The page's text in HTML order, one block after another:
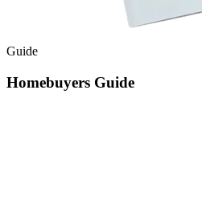
Guide​​​​‌ ‍ ​‍​‍‌‍ ‌ ​‍‌‍‍‌‌‍‌ ‌‍‍‌‌‍ ‍​‍​‍​ ‍‍​‍​‍‌ ​ ‌‍​‌‌‍ ‍‌‍‍‌‌ ‌​‌ ‍‌​‍ ‍‌‍‍‌‌‍ ​‍​‍​‍ ​​‍​‍‌‍‍​‌ ​‍‌‍‌‌‌‍‌‍​‍​‍​ ‍‍​‍​‍‌‍‍​‌ ‌​‌ ‌​‌ ​​‌ ​ ​ ‍‍​‍ ​‍ ‌‍​‍‌‍‌‍‌ ​​​‍ ‌‌ ​​‌ ​‍‌‍ ‌ ​​‌‍‌‌‌ ​‍‌ ‌​‌ ‍‌​‍ ‌‌‍‌ ‌ ​‍‌‍ ‌ ‌‌‌ ​​​‍ ‍‌ ‌‍‌‍‌‌‌ ​‍‌‍​ ‌‍‌‌‌‍ ​​‍ ‍‌‍​‌‌ ​​‌ ​​​‍ ‌ ​ ‌ ‌​‌ ‌‌‌‍‌​‌‍‍‌‌‍ ​‍ ‌‍‍‌‌‍ ‍‌ ‌​‌‍‌‌‌‍ ‍‌ ‌​​‍ ‌‍‌‌‌‍‌​‌‍‍‌‌ ‌​​‍ ‌‍ ‌‌‍ ‌‍‌​‌‍‌‌​ ‌‌ ​​‌ ​‍‌‍‌‌‌ ​ ‌‍‌‌‌‍ ‍‌ ‌​‌‍​‌‌ ‌​‌‍‍‌‌‍ ‌‍ ‍​ ‍ ‌‍‍‌‌‍‌​​ ‌‌‍‍​‌‍ ‌‍ ‌‌‍‌‌‌‌​​‌‍​‌‌‍‌ ‌‍‌‌​ ‍ ‌ ‌​‌ ‍‌‌ ​​‌‍‌‌​ ‌‌‍‍​‌‍ ‌‍ ‌‌‍‌‌‌‌​​‌‍​‌‌‍‌ ‌‍‌‌​ ‍ ‌ ​​‌‍​‌‌ ‌​‌‍‍​​ ‌‌‍‌ ‌ ‌‌‌‍‍‌‌‍‌​‌‍‌‌‌ ​ ‌​​‍‌‍ ​‌‍ ‌‍​ ‌‍‍ ​‍ ‍‌‍‌ ‌ ‌‌‌‍‍‌‌‍‌​‌‍‌‌‌ ​ ​‍‌‌​ ‌‌‌​​‍‌‌ ‌‍‍ ‌‍‌‌‌ ‍‌​‍‌‌​ ​ ‌​‌​​‍‌‌​ ​ ‌​‌​​‍‌‌​ ​‍​ ​‍‌‍‌ ​‍ ‌​ ​‍​‍‌‌​ ​‍​ ​‍​‍‌‌​ ‌‌‌​‌​​‍ ‍‌‍ ​‌‍​‌‌‍​‍‌‍‌‌‌‍ ​​ ‌‍​‍‌‍​‌‌ ​ ‌‍‌‌‌‌‌‌‌ ​‍‌‍ ​​ ‌‌‍‍​‌ ‌​‌ ‌​‌ ​​‌ ​ ​‍‌‌​ ​ ‌​​‌​‍‌‌​ ​‍‌​‌‍​‍‌‌​ ​‍‌​‌‍‌‍​‍‌‍‌‍‌ ​​​‍ ‌‌ ​​‌ ​‍‌‍ ‌ ​​‌‍‌‌‌ ​‍‌ ‌​‌ ‍‌​‍ ‌‌‍‌ ‌ ​‍‌‍ ‌ ‌‌‌ ​​​‍ ‍‌ ‌‍‌‍‌‌‌ ​‍‌‍​ ‌‍‌‌‌‍ ​​‍ ‍‌‍​‌‌ ​​‌ ​​​‍‌‌​ ​‍‌​‌‍‌ ​ ‌ ‌​‌ ‌‌‌‍‌​‌‍‍‌‌‍ ​‍‌‍‌‍‍‌‌‍‌​​ ‌‌‍‍​‌‍ ‌‍ ‌‌‍‌‌‌‌​​‌‍​‌‌‍‌ ‌‍‌‌​‍‌‍‌ ‌​‌ ‍‌‌ ​​‌‍‌‌​ ‌‌‍‍​‌‍ ‌‍ ‌‌‍‌‌‌‌​​‌‍​‌‌‍‌ ‌‍‌‌​‍‌‍‌ ​​‌‍​‌‌ ‌​‌‍‍​​ ‌‌‍‌ ‌ ‌‌‌‍‍‌‌‍‌​‌‍‌‌‌ ​ ‌​​‍‌‍ ​‌‍ ‌‍​ ‌‍‍ ​‍ ‍‌‍‌ ‌ ‌‌‌‍‍‌‌‍‌​‌‍‌‌‌ ​ ​‍‌‌​ ‌‌‌​​‍‌‌ ‌‍‍ ‌‍‌‌‌ ‍‌​‍‌‌​ ​ ‌​‌​​‍‌‌​ ​ ‌​‌​​‍‌‌​ ​‍​ ​‍‌‍‌ ​‍ ‌​ ​‍​‍‌‌​ ​‍​ ​‍​‍‌‌​ ‌‌‌​‌​​‍ ‍‌‍ ​‌‍​‌‌‍​‍‌‍‌‌‌‍ ​​‍‌‍‌ ​​‌‍‌‌‌ ​‍‌ ​ ‌ ​​‌‍‌‌‌‍​ ‌ ‌​‌‍‍‌‌ ‌‍‌‍‌‌​ ‌‌ ​​‌ ‌‌‌‍​‍‌‍ ​‌‍‍‌‌ ​ ‌‍‍​‌‍‌‌‌‍‌​​‍​‍‌ ‌
Homebuyers Guide​​​​‌ ‍ ​‍​‍‌‍ ‌ ​‍‌‍‍‌‌‍‌ ‌‍‍‌‌‍ ‍​‍​‍​ ‍‍​‍​‍‌ ​ ‌‍​‌‌‍ ‍‌‍‍‌‌ ‌​‌ ‍‌​‍ ‍‌‍‍‌‌‍ ​‍​‍​‍ ​​‍​‍‌‍‍​‌ ​‍‌‍‌‌‌‍‌‍​‍​‍​ ‍‍​‍​‍‌‍‍​‌ ‌​‌ ‌​‌ ​​‌ ​ ​ ‍‍​‍ ​‍ ‌‍​‍‌‍‌‍‌ ​​​‍ ‌‌ ​​‌ ​‍‌‍ ‌ ​​‌‍‌‌‌ ​‍‌ ‌​‌ ‍‌​‍ ‌‌‍‌ ‌ ​‍‌‍ ‌ ‌‌‌ ​​​‍ ‍‌ ‌‍‌‍‌‌‌ ​‍‌‍​ ‌‍‌‌‌‍ ​​‍ ‍‌‍​‌‌ ​​‌ ​​​‍ ‌ ​ ‌ ‌​‌ ‌‌‌‍‌​‌‍‍‌‌‍ ​‍ ‌‍‍‌‌‍ ‍‌ ‌​‌‍‌‌‌‍ ‍‌ ‌​​‍ ‌‍‌‌‌‍‌​‌‍‍‌‌ ‌​​‍ ‌‍ ‌‌‍ ‌‍‌​‌‍‌‌​ ‌‌ ​​‌ ​‍‌‍‌‌‌ ​ ‌‍‌‌‌‍ ‍‌ ‌​‌‍​‌‌ ‌​‌‍‍‌‌‍ ‌‍ ‍​ ‍ ‌‍‍‌‌‍‌​​ ‌‌‍‍​‌‍ ‌‍ ‌‌‍‌‌‌‌​​‌‍​‌‌‍‌ ‌‍‌‌​ ‍ ‌ ‌​‌ ‍‌‌ ​​‌‍‌‌​ ‌‌‍‍​‌‍ ‌‍ ‌‌‍‌‌‌‌​​‌‍​‌‌‍‌ ‌‍‌‌​ ‍ ‌ ​​‌‍​‌‌ ‌​‌‍‍​​ ‌‌‍‌ ‌ ‌‌‌‍‍‌‌‍‌​‌‍‌‌‌ ​ ‌​​‍‌‍ ​‌‍ ‌‍​ ‌‍‍ ​‍ ‍‌‍‌ ‌ ‌‌‌‍‍‌‌‍‌​‌‍‌‌‌ ​ ​‍‌‌​ ‌‌‌​​‍‌‌ ‌‍‍ ‌‍‌‌‌ ‍‌​‍‌‌​ ​ ‌​‌​​‍‌‌​ ​ ‌​‌​​‍‌‌​ ​‍​ ​‍‌‍‌ ​‍ ‌​ ​‍​‍‌‌​ ​‍​ ​‍​‍‌‌​ ‌‌‌​‌​​‍ ‍‌ ‌​‌‍‍‌‌ ‌​‌‍ ​‌‍‌‌​ ‌‍​‍‌‍​‌‌ ​ ‌‍‌‌‌‌‌‌‌ ​‍‌‍ ​​ ‌‌‍‍​‌ ‌​‌ ‌​‌ ​​‌ ​ ​‍‌‌​ ​ ‌​​‌​‍‌‌​ ​‍‌​‌‍​‍‌‌​ ​‍‌​‌‍‌‍​‍‌‍‌‍‌ ​​​‍ ‌‌ ​​‌ ​‍‌‍ ‌ ​​‌‍‌‌‌ ​‍‌ ‌​‌ ‍‌​‍ ‌‌‍‌ ‌ ​‍‌‍ ‌ ‌‌‌ ​​​‍ ‍‌ ‌‍‌‍‌‌‌ ​‍‌‍​ ‌‍‌‌‌‍ ​​‍ ‍‌‍​‌‌ ​​‌ ​​​‍‌‌​ ​‍‌​‌‍‌ ​ ‌ ‌​‌ ‌‌‌‍‌​‌‍‍‌‌‍ ​‍‌‍‌‍‍‌‌‍‌​​ ‌‌‍‍​‌‍ ‌‍ ‌‌‍‌‌‌‌​​‌‍​‌‌‍‌ ‌‍‌‌​‍‌‍‌ ‌​‌ ‍‌‌ ​​‌‍‌‌​ ‌‌‍‍​‌‍ ‌‍ ‌‌‍‌‌‌‌​​‌‍​‌‌‍‌ ‌‍‌‌​‍‌‍‌ ​​‌‍​‌‌ ‌​‌‍‍​​ ‌‌‍‌ ‌ ‌‌‌‍‍‌‌‍‌​‌‍‌‌‌ ​ ‌​​‍‌‍ ​‌‍ ‌‍​ ‌‍‍ ​‍ ‍‌‍‌ ‌ ‌‌‌‍‍‌‌‍‌​‌‍‌‌‌ ​ ​‍‌‌​ ‌‌‌​​‍‌‌ ‌‍‍ ‌‍‌‌‌ ‍‌​‍‌‌​ ​ ‌​‌​​‍‌‌​ ​ ‌​‌​​‍‌‌​ ​‍​ ​‍‌‍‌ ​‍ ‌​ ​‍​‍‌‌​ ​‍​ ​‍​‍‌‌​ ‌‌‌​‌​​‍ ‍‌ ‌​‌‍‍‌‌ ‌​‌‍ ​‌‍‌‌​‍‌‍‌ ​​‌‍‌‌‌ ​‍‌ ​ ‌ ​​‌‍‌‌‌‍​ ‌ ‌​‌‍‍‌‌ ‌‍‌‍‌‌​ ‌‌ ​​‌ ‌‌‌‍​‍‌‍ ​‌‍‍‌‌ ​ ‌‍‍​‌‍‌‌‌‍‌​​‍​‍‌ ‌